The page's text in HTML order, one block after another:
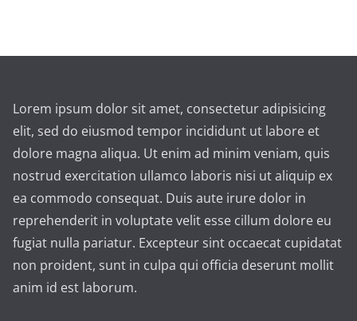
Lorem ipsum dolor sit amet, consectetur adipisicing
elit, sed do eiusmod tempor incididunt ut labore et
dolore magna aliqua. Ut enim ad minim veniam, quis
nostrud exercitation ullamco laboris nisi ut aliquip ex
ea commodo consequat. Duis aute irure dolor in
reprehenderit in voluptate velit esse cillum dolore eu
fugiat nulla pariatur. Excepteur sint occaecat cupidatat
non proident, sunt in culpa qui officia deserunt mollit
anim id est laborum.